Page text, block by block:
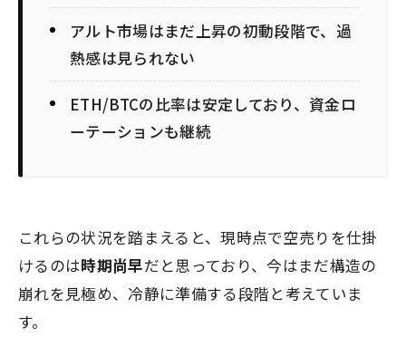
アルト市場はまだ上昇の初動段階で、過
熱感は見られない
ETH/BTCの比率は安定しており、資金ロ
ーテーションも継続
これらの状況を踏まえると、現時点で空売りを仕掛
けるのは時期尚早だと思っており、今はまだ構造の
崩れを見極め、冷静に準備する段階と考えていま
す。